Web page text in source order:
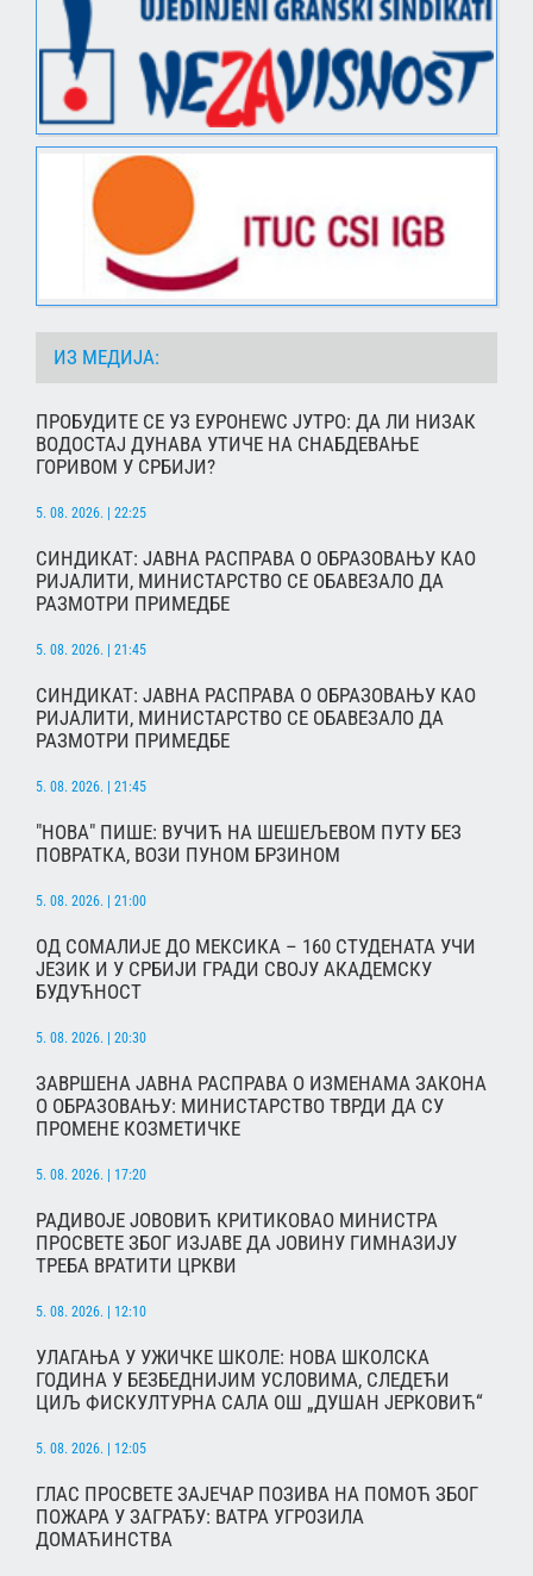
ИЗ МЕДИЈА:
ПРОБУДИТЕ СЕ УЗ ЕУРОНЕWС ЈУТРО: ДА ЛИ НИЗАК
ВОДОСТАЈ ДУНАВА УТИЧЕ НА СНАБДЕВАЊЕ
ГОРИВОМ У СРБИЈИ?
5. 08. 2026. | 22:25
СИНДИКАТ: ЈАВНА РАСПРАВА О ОБРАЗОВАЊУ КАО
РИЈАЛИТИ, МИНИСТАРСТВО СЕ ОБАВЕЗАЛО ДА
РАЗМОТРИ ПРИМЕДБЕ
5. 08. 2026. | 21:45
СИНДИКАТ: ЈАВНА РАСПРАВА О ОБРАЗОВАЊУ КАО
РИЈАЛИТИ, МИНИСТАРСТВО СЕ ОБАВЕЗАЛО ДА
РАЗМОТРИ ПРИМЕДБЕ
5. 08. 2026. | 21:45
"НОВА" ПИШЕ: ВУЧИЋ НА ШЕШЕЉЕВОМ ПУТУ БЕЗ
ПОВРАТКА, ВОЗИ ПУНОМ БРЗИНОМ
5. 08. 2026. | 21:00
ОД СОМАЛИЈЕ ДО МЕКСИКА – 160 СТУДЕНАТА УЧИ
ЈЕЗИК И У СРБИЈИ ГРАДИ СВОЈУ АКАДЕМСКУ
БУДУЋНОСТ
5. 08. 2026. | 20:30
ЗАВРШЕНА ЈАВНА РАСПРАВА О ИЗМЕНАМА ЗАКОНА
О ОБРАЗОВАЊУ: МИНИСТАРСТВО ТВРДИ ДА СУ
ПРОМЕНЕ КОЗМЕТИЧКЕ
5. 08. 2026. | 17:20
РАДИВОЈЕ ЈОВОВИЋ КРИТИКОВАО МИНИСТРА
ПРОСВЕТЕ ЗБОГ ИЗЈАВЕ ДА ЈОВИНУ ГИМНАЗИЈУ
ТРЕБА ВРАТИТИ ЦРКВИ
5. 08. 2026. | 12:10
УЛАГАЊА У УЖИЧКЕ ШКОЛЕ: НОВА ШКОЛСКА
ГОДИНА У БЕЗБЕДНИЈИМ УСЛОВИМА, СЛЕДЕЋИ
ЦИЉ ФИСКУЛТУРНА САЛА ОШ „ДУШАН ЈЕРКОВИЋ“
5. 08. 2026. | 12:05
ГЛАС ПРОСВЕТЕ ЗАЈЕЧАР ПОЗИВА НА ПОМОЋ ЗБОГ
ПОЖАРА У ЗАГРАЂУ: ВАТРА УГРОЗИЛА
ДОМАЋИНСТВА